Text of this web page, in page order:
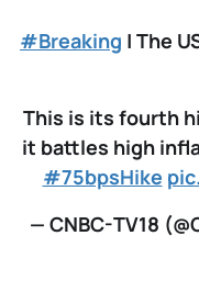
#Breaking | The
This is its fourth
it battles high
#75bpsHike
— CNBC-TV18